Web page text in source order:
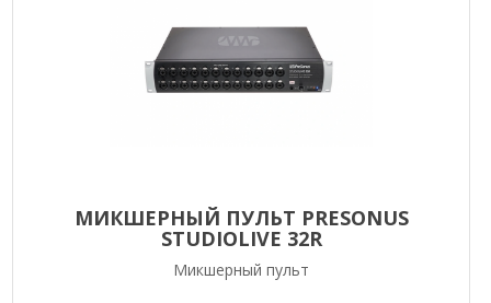
МИКШЕРНЫЙ ПУЛЬТ PRESONUS
STUDIOLIVE 32R
Микшерный пульт